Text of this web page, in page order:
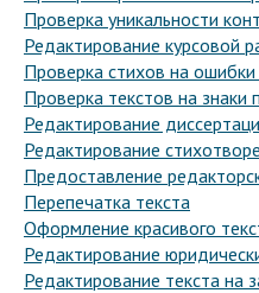
Проверка уникальности
Редактирование курсовой
Проверка стихов на
Проверка текстов на знаки
Редактирование
Редактирование
Предоставление
Перепечатка текста
Оформление красивого
Редактирование
Редактирование текста на